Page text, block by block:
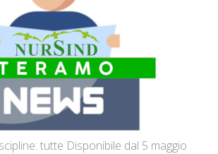
tutte Disponibile dal 5 maggio